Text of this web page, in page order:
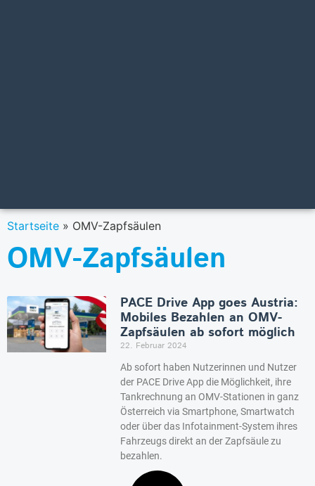
Startseite » OMV-Zapfsäulen
OMV-Zapfsäulen
PACE Drive App goes Austria:
Mobiles Bezahlen an OMV-
Zapfsäulen ab sofort möglich
22. Februar 2024
Ab sofort haben Nutzerinnen und Nutzer
der PACE Drive App die Möglichkeit, ihre
Tankrechnung an OMV-Stationen in ganz
Österreich via Smartphone, Smartwatch
oder über das Infotainment-System ihres
Fahrzeugs direkt an der Zapfsäule zu
bezahlen.